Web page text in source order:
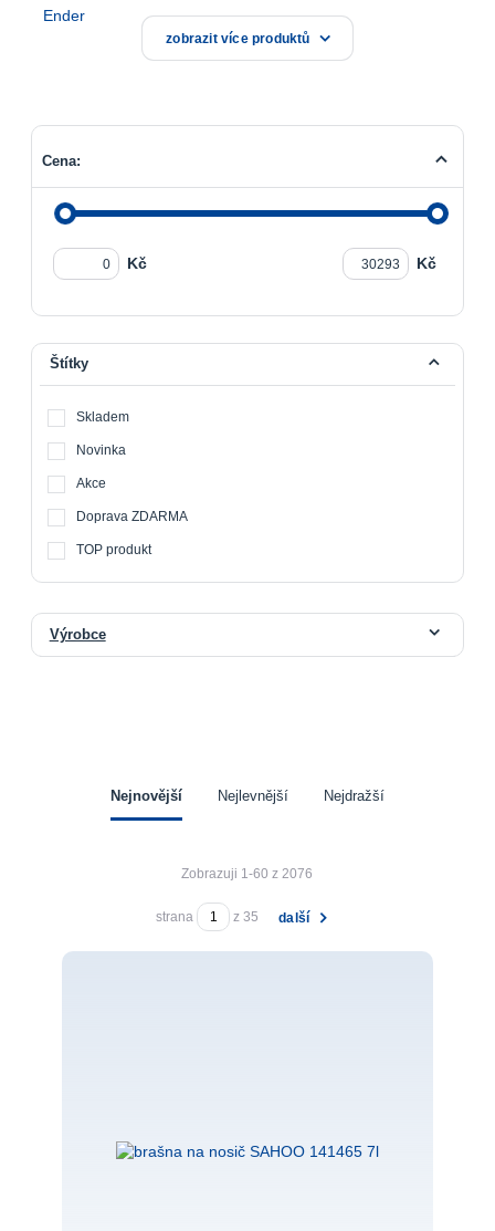
zobrazit více produktů
Cena:
Kč Kč
Štítky
Skladem
Novinka
Akce
Doprava ZDARMA
TOP produkt
Výrobce
Nejnovější Nejlevnější Nejdražší
Zobrazuji 1-60 z 2076
strana z 35 další